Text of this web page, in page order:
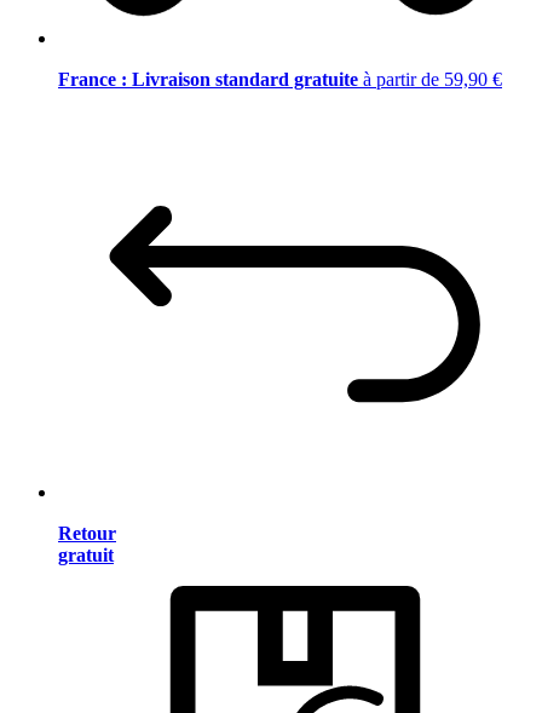
France : Livraison standard gratuite à partir de 59,90 €
Retour
gratuit